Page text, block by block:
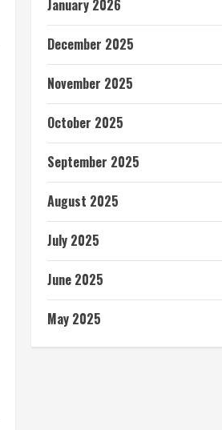
January 2026
December 2025
November 2025
October 2025
September 2025
August 2025
July 2025
June 2025
May 2025